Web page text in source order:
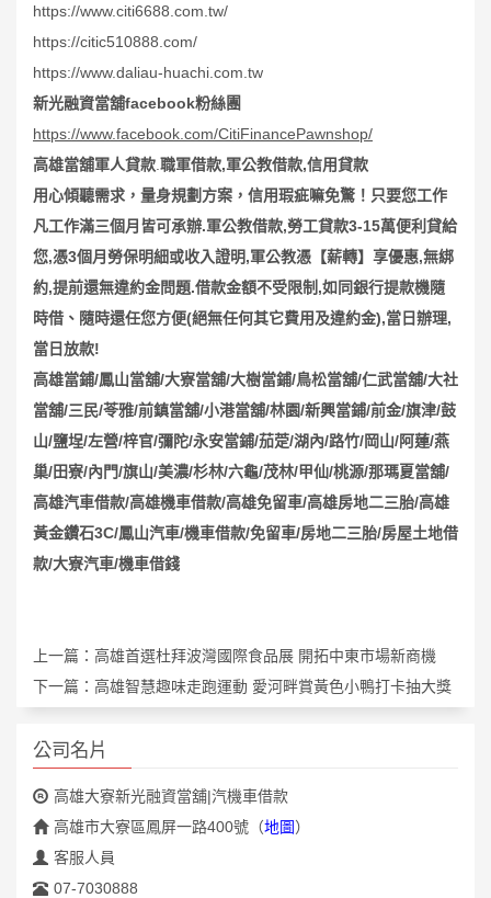
https://www.citi6688.com.tw/
https://citic510888.com/
https://www.daliau-huachi.com.tw
新光融資當舖facebook粉絲團
https://www.facebook.com/CitiFinancePawnshop/
高雄當舖軍人貸款 職軍借款,軍公教借款,信用貸款
用心傾聽需求，量身規劃方案，信用瑕疵嘛免驚！只要您工作
凡工作滿三個月皆可承辦.軍公教借款,勞工貸款3-15萬便利貸給
您,憑3個月勞保明細或收入證明,軍公教憑【薪轉】享優惠,無綁
約,提前還無違約金問題.借款金額不受限制,如同銀行提款機隨
時借、隨時還任您方便(絕無任何其它費用及違約金),當日辦理,
當日放款!
高雄當鋪/鳳山當舖/大寮當舖/大樹當鋪/鳥松當舖/仁武當舖/大社
當舖/三民/苓雅/前鎮當舖/小港當舖/林園/新興當鋪/前金/旗津/鼓
山/鹽埕/左營/梓官/彌陀/永安當鋪/茄萣/湖內/路竹/岡山/阿蓮/燕
巢/田寮/內門/旗山/美濃/杉林/六龜/茂林/甲仙/桃源/那瑪夏當舖/
高雄汽車借款/高雄機車借款/高雄免留車/高雄房地二三胎/高雄
黃金鑽石3C/鳳山汽車/機車借款/免留車/房地二三胎/房屋土地借
款/大寮汽車/機車借錢
上一篇： 高雄首選杜拜波灣國際食品展 開拓中東市場新商機
下一篇： 高雄智慧趣味走跑運動 愛河畔賞黃色小鴨打卡抽大獎
公司名片
高雄大寮新光融資當舖|汽機車借款
高雄市大寮區鳳屏一路400號 （地圖）
客服人員
07-7030888